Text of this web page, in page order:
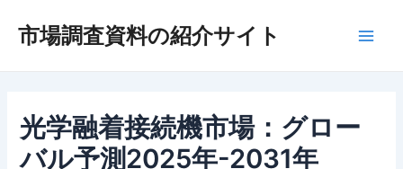
市場調査資料の紹介サイト
光学融着接続機市場：グロー
バル予測2025年-2031年